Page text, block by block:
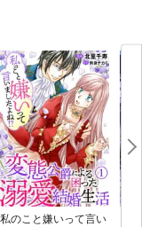
私のこと嫌いって言い